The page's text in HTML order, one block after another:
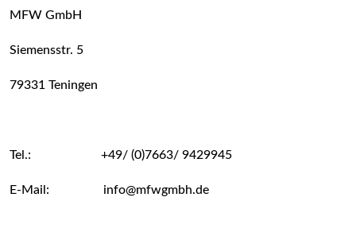
MFW GmbH
Siemensstr. 5
79331 Teningen
Tel.: +49/ (0)7663/ 9429945
E-Mail: info@mfwgmbh.de